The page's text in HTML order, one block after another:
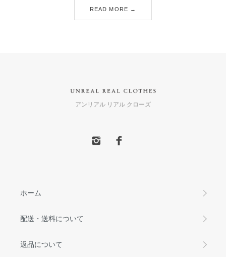
READ MORE →
アンリアル リアル クローズ
ホーム
配送・送料について
返品について